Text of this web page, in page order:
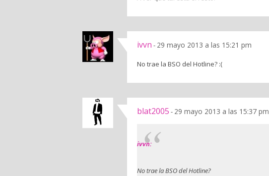
ivvn - 29 mayo 2013 a las 15:21 pm
No trae la BSO del Hotline? :(
blat2005 - 29 mayo 2013 a las 15:37 pm
ivvn:
No trae la BSO del Hotline?